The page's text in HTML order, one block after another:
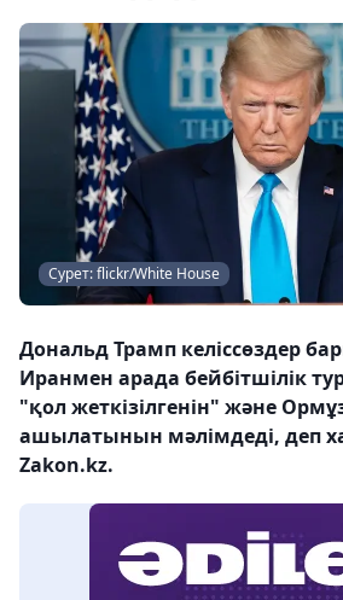
Сурет: flickr/White House
Дональд Трамп келіссөздер
Иранмен арада бейбітшілік
"қол жеткізілгенін" және
ашылатынын мәлімдеді, деп
Zakon.kz.